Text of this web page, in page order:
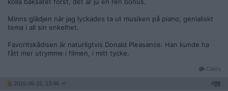
Minns glädjen när jag lyckades ta ut musiken på piano, genialiskt
tema i all sin enkelhet.
Favoritskådisen är naturligtvis Donald Pleasance. Han kunde ha
fått mer utrymme i filmen, i mitt tycke.
Citera
2016-05-15, 13:46 #88